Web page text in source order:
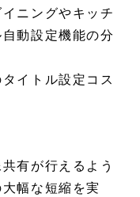
ニングやキッチ
動設定機能の分
イトル設定コス
有が行えるよう
幅な短縮を実